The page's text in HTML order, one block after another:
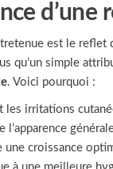
est le reflet
qu’un simple
. Voici pourquoi :
les irritations
l’apparence
une croissance